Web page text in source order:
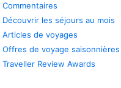
Commentaires
Découvrir les séjours au mois
Articles de voyages
Offres de voyage saisonnières
Traveller Review Awards